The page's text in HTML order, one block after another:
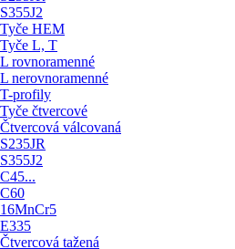
S355J2
Tyče HEM
Tyče L, T
L rovnoramenné
L nerovnoramenné
T-profily
Tyče čtvercové
Čtvercová válcovaná
S235JR
S355J2
C45...
C60
16MnCr5
E335
Čtvercová tažená